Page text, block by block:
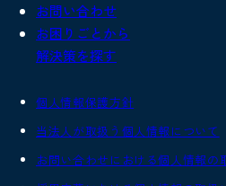
お問い合わせ
お困りごとから
解決策を探す
個人情報保護方針
当法人が取扱う個人情報について
お問い合わせにおける個人情報の